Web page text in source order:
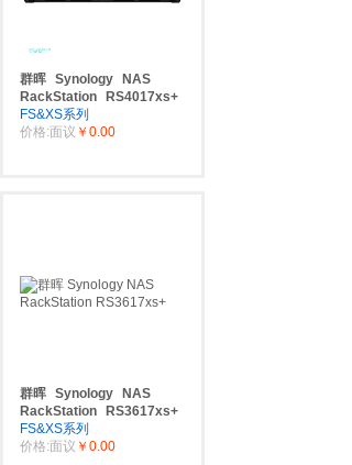
群晖 Synology
NAS
RackStation
RS4017xs+
FS&XS系列
价格:面议 ￥0.00
群晖 Synology
NAS
RackStation
RS3617xs+
FS&XS系列
价格:面议 ￥0.00